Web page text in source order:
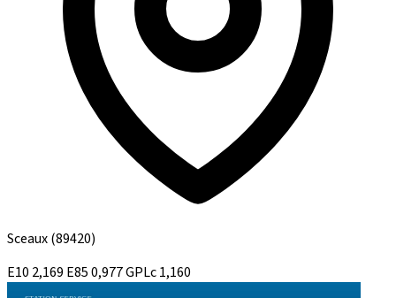
Sceaux(89420)
E10 2,169 E850,977GPLc1,160